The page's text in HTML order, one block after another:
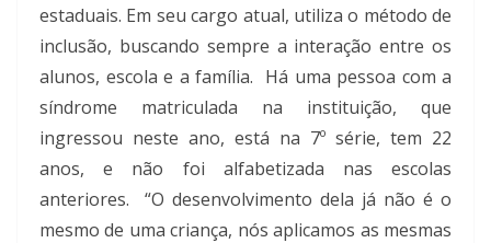
estaduais. Em seu cargo atual, utiliza o método de
inclusão, buscando sempre a interação entre os
alunos, escola e a família. Há uma pessoa com a
síndrome matriculada na instituição, que
ingressou neste ano, está na 7º série, tem 22
anos, e não foi alfabetizada nas escolas
anteriores. “O desenvolvimento dela já não é o
mesmo de uma criança, nós aplicamos as mesmas